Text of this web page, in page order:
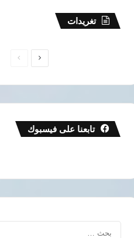
تغريدات
الصفحةالصفحة
تابعنا على فيسبوك